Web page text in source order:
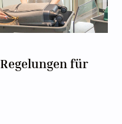
für